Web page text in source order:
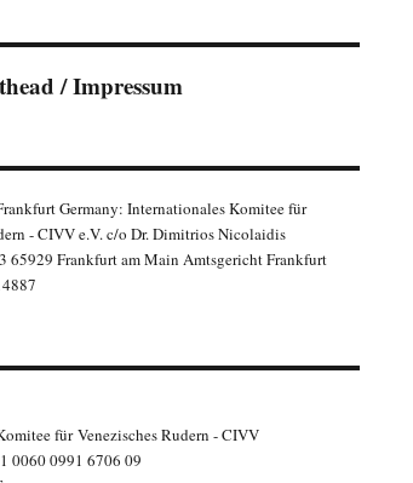
/ Impressum
Germany: Internationales Komitee für
- CIVV e.V. c/o Dr. Dimitrios Nicolaidis
65929 Frankfurt am Main Amtsgericht Frankfurt
für Venezisches Rudern - CIVV
0060 0991 6706 09